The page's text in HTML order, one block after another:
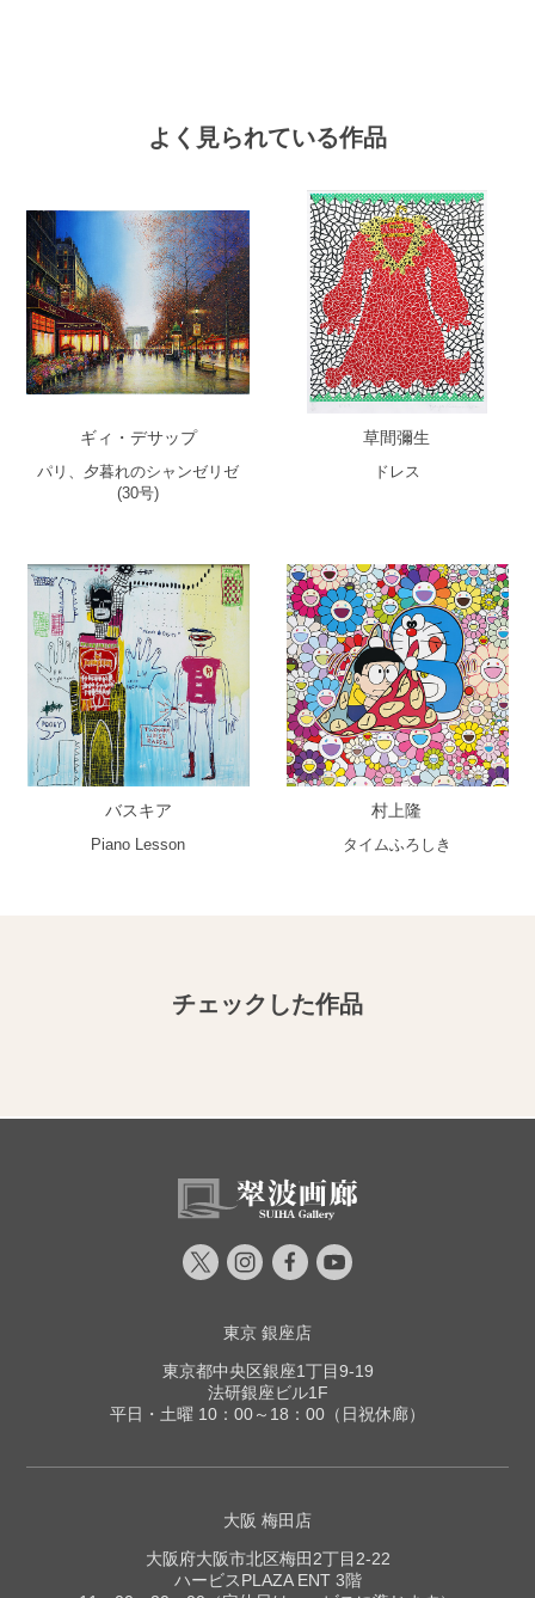
よく見られている作品
ギィ・デサップ
パリ、夕暮れのシャンゼリゼ
(30号)
草間彌生
ドレス
バスキア
Piano Lesson
村上隆
タイムふろしき
チェックした作品
東京 銀座店
東京都中央区銀座1丁目9-19
法研銀座ビル1F
平日・土曜 10：00～18：00（日祝休廊）
大阪 梅田店
大阪府大阪市北区梅田2丁目2-22
ハービスPLAZA ENT 3階